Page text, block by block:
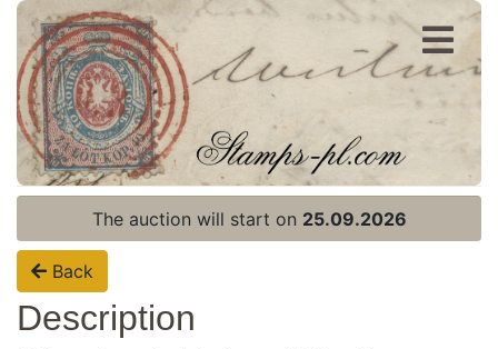
Register
Login
The auction will start on 25.09.2026
Back
Description